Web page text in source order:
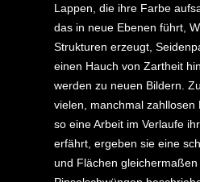
Lappen, die ihre Farbe
das in neue Ebenen führt,
Strukturen erzeugt,
einen Hauch von Zartheit
werden zu neuen Bildern.
vielen, manchmal zahllosen
so eine Arbeit im Verlaufe
erfährt, ergeben sie eine
und Flächen